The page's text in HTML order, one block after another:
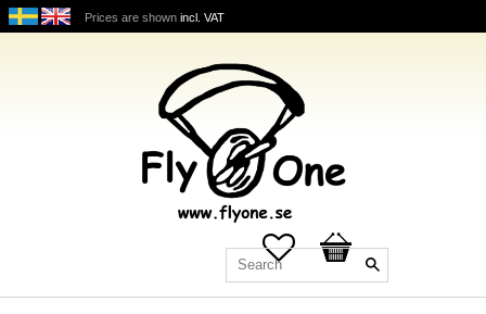
Prices are shown incl. VAT
Favorites
Basket